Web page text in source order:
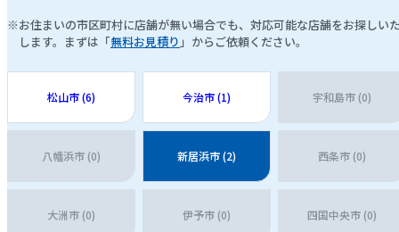
※お住まいの市区町村に店舗が無い場合でも、対応可能な店舗をお探しい
します。まずは「無料お見積り 」からご依頼ください。
松山市 (6) 今治市 (1) 宇和島市 (0)
八幡浜市 (0) 新居浜市 (2) 西条市 (0)
大洲市 (0) 伊予市 (0) 四国中央市 (0)